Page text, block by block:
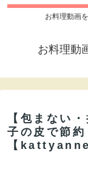
お料理動画
お料理動
【包まない
子の皮で節
【